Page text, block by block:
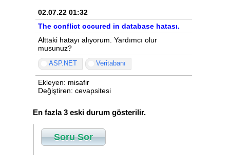
02.07.22 01:32
The conflict occured in database hatası.
Alttaki hatayı alıyorum. Yardımcı olur
musunuz?
ASP.NET Veritabanı
Ekleyen: misafir
Değiştiren: cevapsitesi
En fazla 3 eski durum gösterilir.
Soru Sor